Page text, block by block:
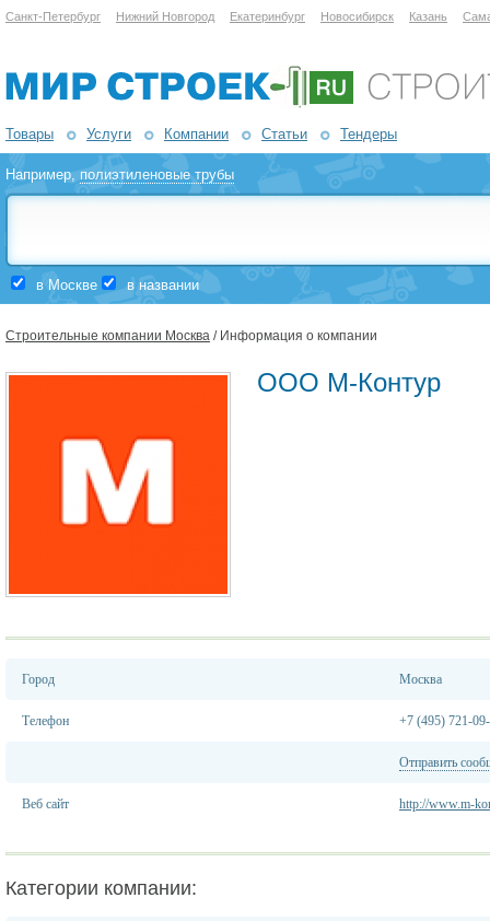
Санкт-Петербург Нижний Новгород Екатеринбург Новосибирск Казань
Товары Услуги Компании Статьи Тендеры
Например,полиэтиленовые трубы
в Москве в названии
Строительные компании Москва / Информация о компании
ООО М-Контур
Город Москва
Телефон +7 (495) 721-
Отправить
Веб сайт http://www.m-
Категории компании: